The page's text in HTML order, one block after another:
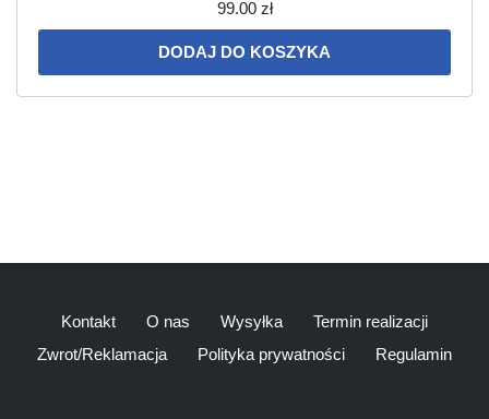
99.00 zł
DODAJ DO KOSZYKA
Kontakt O nas Wysyłka
Termin realizacji
Zwrot/Reklamacja
Polityka prywatności Regulamin